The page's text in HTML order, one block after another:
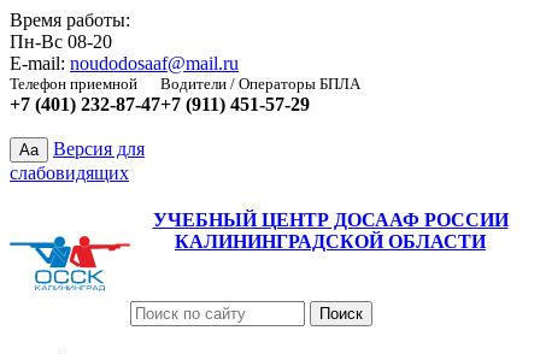
Время работы:
Пн-Вс 08-20
E-mail: noudodosaaf@mail.ru
Телефон приемной
+7 (401) 232-87-47
Водители / Операторы БПЛА
+7 (911) 451-57-29
Aa
Версия для
слабовидящих
УЧЕБНЫЙ ЦЕНТР ДОСААФ РОССИИ
КАЛИНИНГРАДСКОЙ ОБЛАСТИ